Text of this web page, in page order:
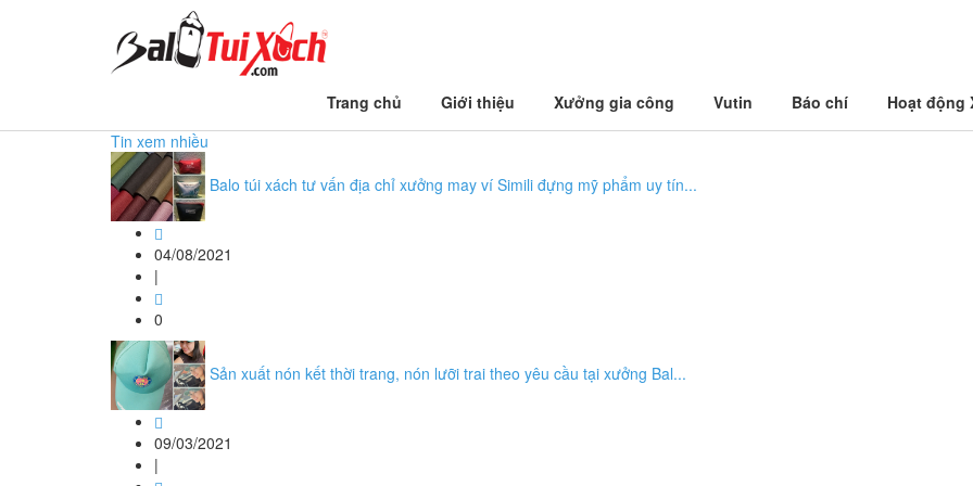
Trang chủ Giới thiệu Xưởng gia công Vutin Báo chí Hoạt động
Tin xem nhiều
Balo túi xách tư vấn địa chỉ xưởng may ví Simili đựng mỹ phẩm uy tín...
04/08/2021
|
0
Sản xuất nón kết thời trang, nón lưỡi trai theo yêu cầu tại xưởng Bal...
09/03/2021
|